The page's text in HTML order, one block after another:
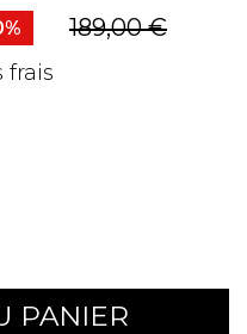
189,00 €
frais
PANIER